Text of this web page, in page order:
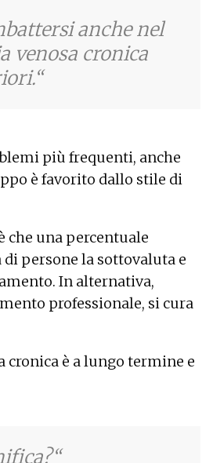
anche nel
venosa cronica
più frequenti, anche
è favorito dallo stile di
che una percentuale
persone la sottovaluta e
In alternativa,
professionale, si cura
cronica è a lungo termine e